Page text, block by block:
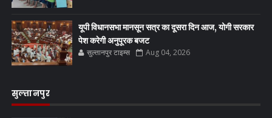
यूपी विधानसभा मानसून सत्र का दूसरा दिन आज, योगी सरकार
पेश करेगी अनुपूरक बजट
सुल्तानपुर टाइम्स Aug 04, 2026
सुल्तानपुर